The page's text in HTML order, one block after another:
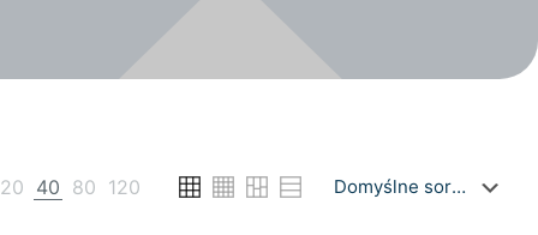
20 40 80 120